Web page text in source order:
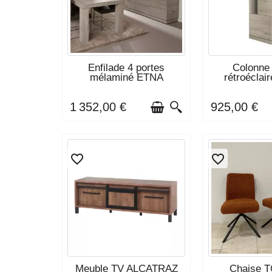
DÉLAI DE LIVRAISON : 6 À 8
SEMAINES
Enfilade 4 portes
mélaminé ETNA
1 352,00 €
DÉLAI DE
925,00 €
DERNIERS ARTICLES EN
favorite_border
Meuble TV ALCATRAZ
DERNIERS
favorite_border
Chaise